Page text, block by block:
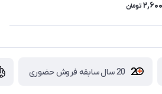
تومان
20 سال سابقه فروش حضوری